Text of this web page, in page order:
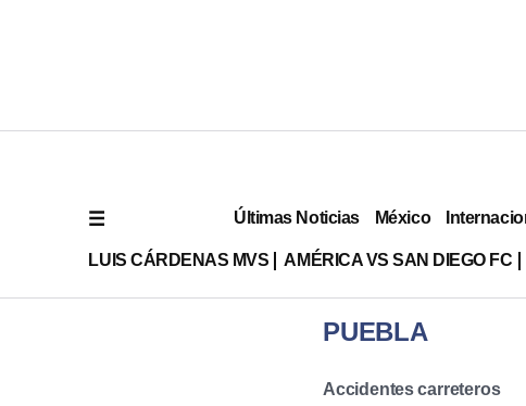
Últimas Noticias México
LUIS CÁRDENAS MVS AMÉRICA VS SAN DIEGO FC
PUEBLA
Accidentes carreteros